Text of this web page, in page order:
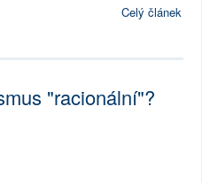
Celý článek
"racionální"?